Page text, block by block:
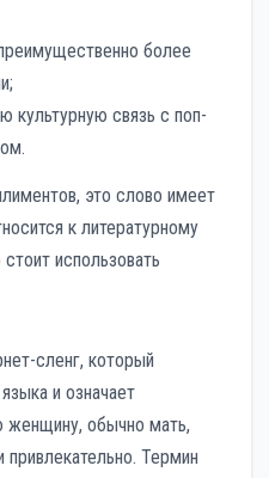
более
культурную связь с поп-
это слово имеет
к литературному
использовать
сленг, который
и означает
женщину, обычно мать,
Термин